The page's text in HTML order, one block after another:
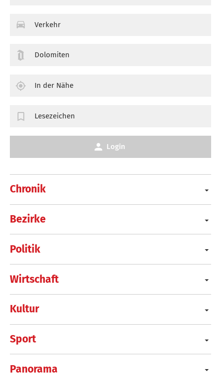
Chronik
Bezirke
Politik
Wirtschaft
Kultur
Sport
Panorama
Verkehr
Dolomiten
In der Nähe
Lesezeichen
Login